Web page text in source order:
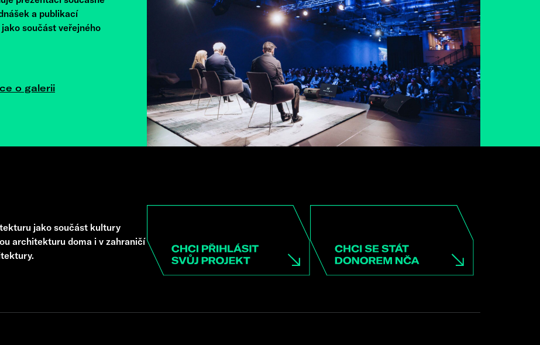
a publikací
součást veřejného
o galerii
jako součást kultury
architekturu doma i v zahraničí